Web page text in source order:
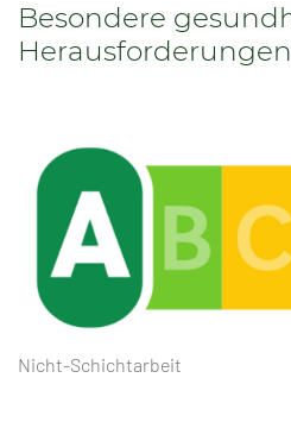
Besondere
Herausforderungen
Nicht-Schichtarbeit